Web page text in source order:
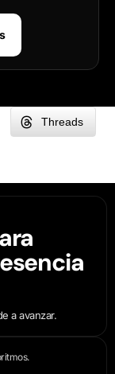
Threads
a avanzar.